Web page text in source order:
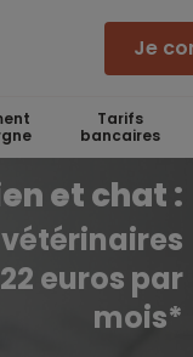
Je
Tarifs
bancaires
et chat :
vétérinaires
euros par
mois*